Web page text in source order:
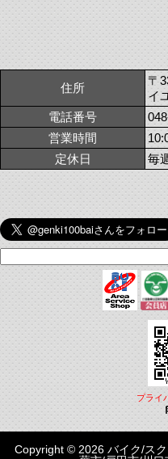
住所
〒
イ
電話番号
営業時間
定休日
毎
プライ
Copyright © 2026 バイク/スク